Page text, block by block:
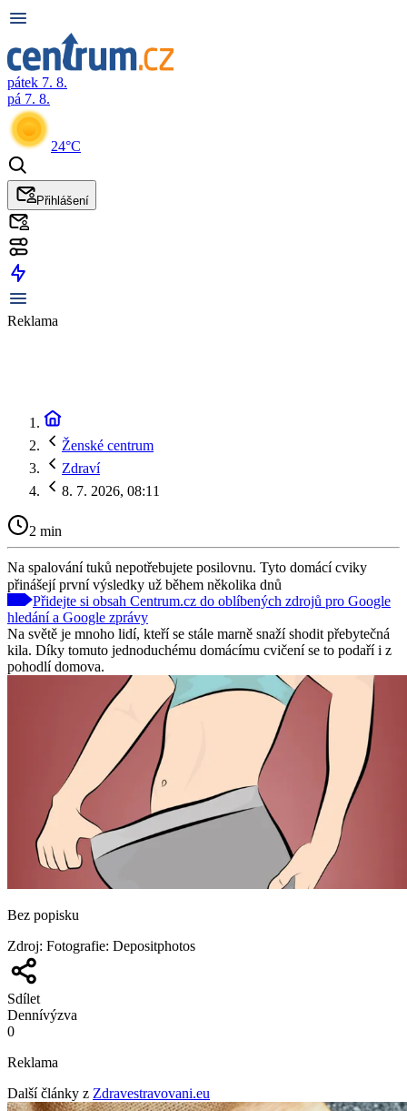
pátek 7. 8.
pá 7. 8.
24°C
Přihlášení
Reklama
Ženské centrum
Zdraví
8. 7. 2026, 08:11
2 min
Na spalování tuků nepotřebujete posilovnu. Tyto domácí cviky
přinášejí první výsledky už během několika dnů
Přidejte si obsah Centrum.cz do oblíbených zdrojů pro Google
hledání a Google zprávy
Na světě je mnoho lidí, kteří se stále marně snaží shodit přebytečná
kila. Díky tomuto jednoduchému domácímu cvičení se to podaří i z
pohodlí domova.
Bez popisku
Zdroj: Fotografie: Depositphotos
Sdílet
Dennívýzva
0
Reklama
Další články z Zdravestravovani.eu